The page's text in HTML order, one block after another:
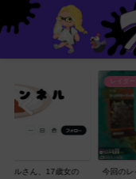
ネルさん、17歳女の
レイダー
今回のレ